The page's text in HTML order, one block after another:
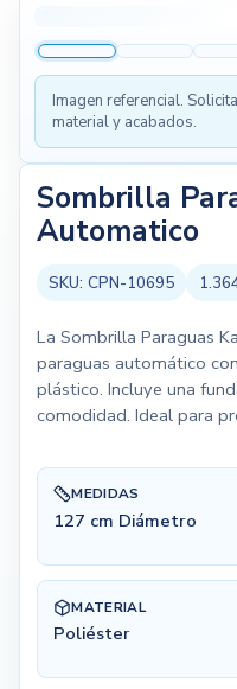
Imagen referencial.
material y acabados.
Sombrilla
Automatico
SKU: CPN-10695
La Sombrilla Paraguas
paraguas automático
plástico. Incluye una
comodidad. Ideal para
MEDIDAS
127 cm Diámetro
MATERIAL
Poliéster